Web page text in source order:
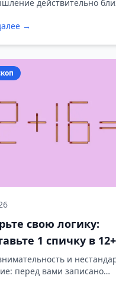
действительно
→
свою логику:
1 спичку в
стало
и
перед вами записано